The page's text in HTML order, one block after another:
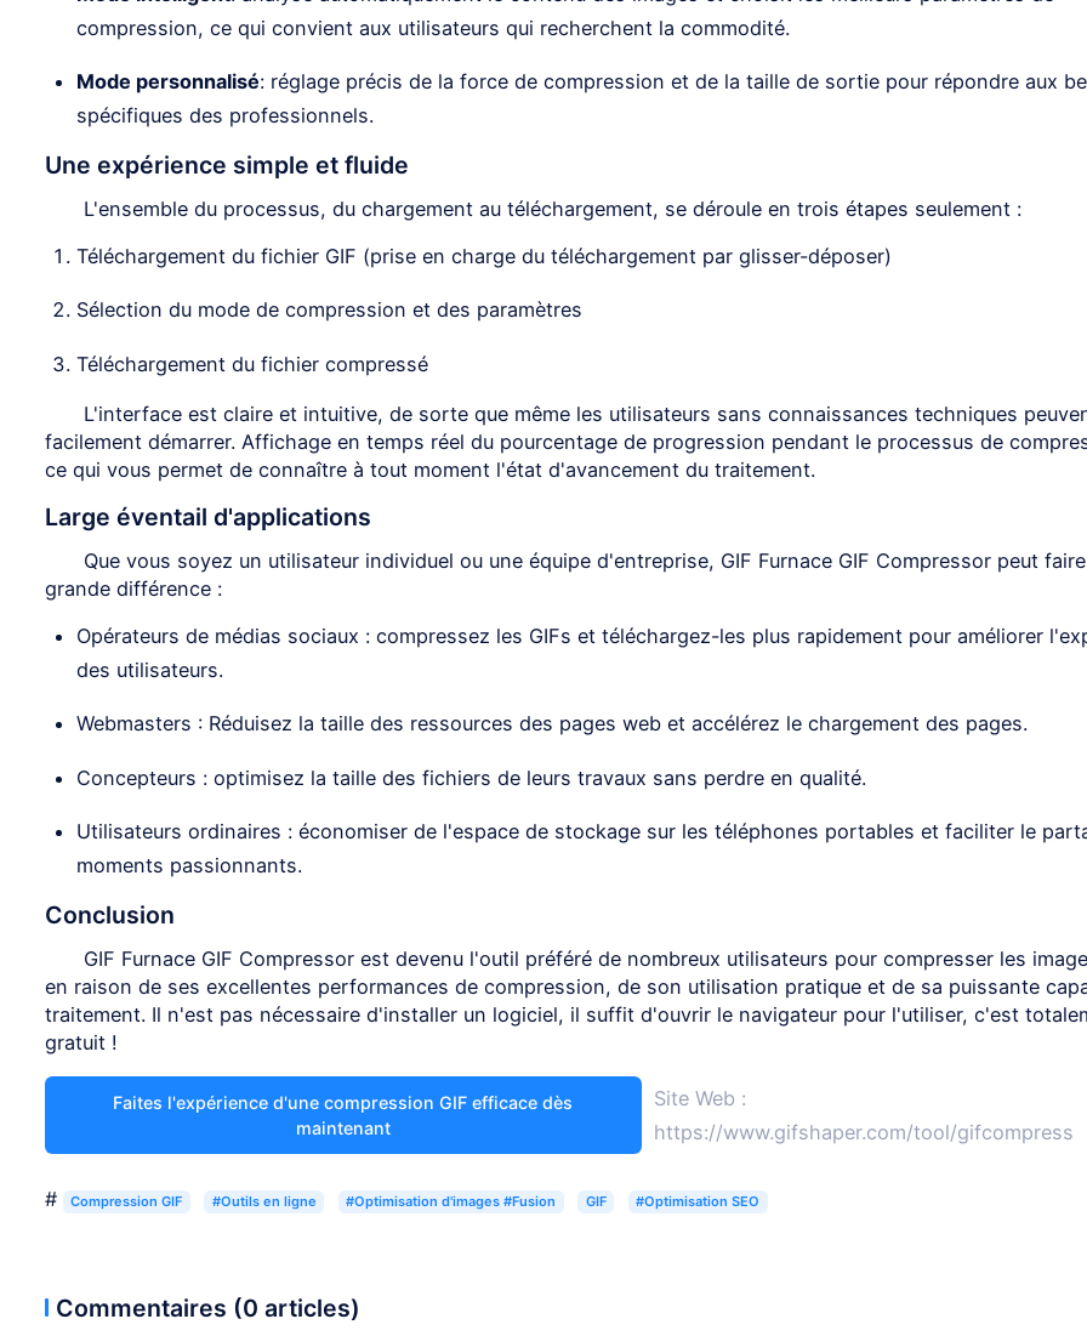
compression, ce qui convient aux utilisateurs qui recherchent la commodité.
Mode personnalisé: réglage précis de la force de compression et de la taille de sortie pour répondre aux
spécifiques des professionnels.
Une expérience simple et fluide
L'ensemble du processus, du chargement au téléchargement, se déroule en trois étapes seulement :
Téléchargement du fichier GIF (prise en charge du téléchargement par glisser-déposer)
Sélection du mode de compression et des paramètres
Téléchargement du fichier compressé
L'interface est claire et intuitive, de sorte que même les utilisateurs sans connaissances techniques
facilement démarrer. Affichage en temps réel du pourcentage de progression pendant le processus de
ce qui vous permet de connaître à tout moment l'état d'avancement du traitement.
Large éventail d'applications
Que vous soyez un utilisateur individuel ou une équipe d'entreprise, GIF Furnace GIF Compressor peut
grande différence :
Opérateurs de médias sociaux : compressez les GIFs et téléchargez-les plus rapidement pour améliorer
des utilisateurs.
Webmasters : Réduisez la taille des ressources des pages web et accélérez le chargement des pages.
Concepteurs : optimisez la taille des fichiers de leurs travaux sans perdre en qualité.
Utilisateurs ordinaires : économiser de l'espace de stockage sur les téléphones portables et faciliter le
moments passionnants.
Conclusion
GIF Furnace GIF Compressor est devenu l'outil préféré de nombreux utilisateurs pour compresser les
en raison de ses excellentes performances de compression, de son utilisation pratique et de sa puissante
traitement. Il n'est pas nécessaire d'installer un logiciel, il suffit d'ouvrir le navigateur pour l'utiliser, c'est
gratuit !
Faites l'expérience d'une compression GIF efficace dès
maintenant
Site Web :
https://www.gifshaper.com/tool/gifcompress
# Compression GIF #Outils en ligne #Optimisation d'images #Fusion GIF #Optimisation SEO
Commentaires (0 articles)